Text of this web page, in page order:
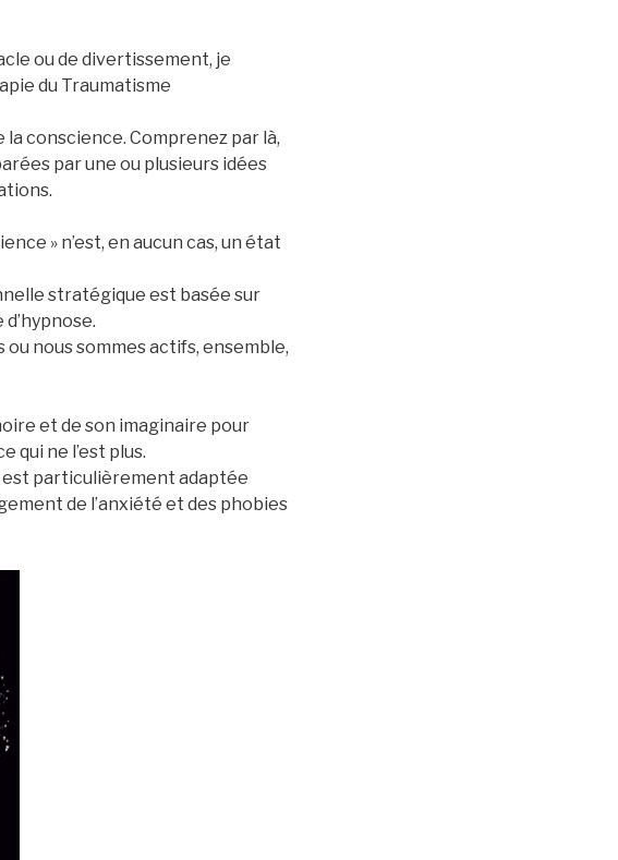
ou de divertissement, je
du Traumatisme
la conscience. Comprenez par là,
par une ou plusieurs idées
» n’est, en aucun cas, un état
stratégique est basée sur
nous sommes actifs, ensemble,
et de son imaginaire pour
qui ne l’est plus.
est particulièrement adaptée
de l’anxiété et des phobies